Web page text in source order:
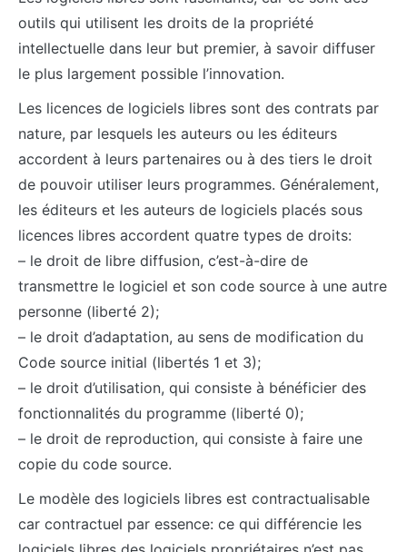
outils qui utilisent les droits de la propriété
intellectuelle dans leur but premier, à savoir diffuser
le plus largement possible l’innovation.
Les licences de logiciels libres sont des contrats par
nature, par lesquels les auteurs ou les éditeurs
accordent à leurs partenaires ou à des tiers le droit
de pouvoir utiliser leurs programmes. Généralement,
les éditeurs et les auteurs de logiciels placés sous
licences libres accordent quatre types de droits:
– le droit de libre diffusion, c’est-à-dire de
transmettre le logiciel et son code source à une autre
personne (liberté 2);
– le droit d’adaptation, au sens de modification du
Code source initial (libertés 1 et 3);
– le droit d’utilisation, qui consiste à bénéficier des
fonctionnalités du programme (liberté 0);
– le droit de reproduction, qui consiste à faire une
copie du code source.
Le modèle des logiciels libres est contractualisable
car contractuel par essence: ce qui différencie les